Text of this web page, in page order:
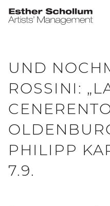
UND
ROSSINI:
PHILIPP
7.9.